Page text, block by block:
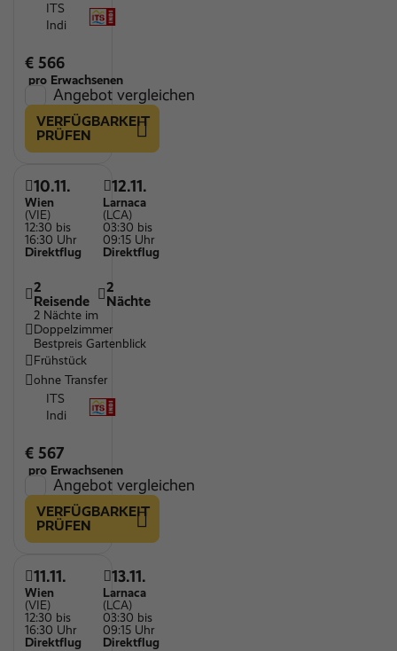
ITS
Indi
€ 566
pro Erwachsenen
Angebot vergleichen
VERFÜGBARKEIT
PRÜFEN
10.11.
Wien
(VIE)
12:30 bis
16:30 Uhr
Direktflug
12.11.
Larnaca
(LCA)
03:30 bis
09:15 Uhr
Direktflug
2
Reisende
2
Nächte
2 Nächte im
Doppelzimmer
Bestpreis Gartenblick
Frühstück
ohne Transfer
ITS
Indi
€ 567
pro Erwachsenen
Angebot vergleichen
VERFÜGBARKEIT
PRÜFEN
11.11.
Wien
(VIE)
12:30 bis
16:30 Uhr
Direktflug
13.11.
Larnaca
(LCA)
03:30 bis
09:15 Uhr
Direktflug